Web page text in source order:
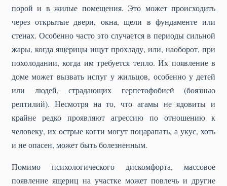
порой и в жилые помещения. Это может происходить
через открытые двери, окна, щели в фундаменте или
стенах. Особенно часто это случается в периоды сильной
жары, когда ящерицы ищут прохладу, или, наоборот, при
похолодании, когда им требуется тепло. Их появление в
доме может вызвать испуг у жильцов, особенно у детей
или людей, страдающих герпетофобией (боязнью
рептилий). Несмотря на то, что агамы не ядовиты и
крайне редко проявляют агрессию по отношению к
человеку, их острые когти могут поцарапать, а укус, хоть
и не опасен, может быть болезненным.
Помимо психологического дискомфорта, массовое
появление ящериц на участке может повлечь и другие